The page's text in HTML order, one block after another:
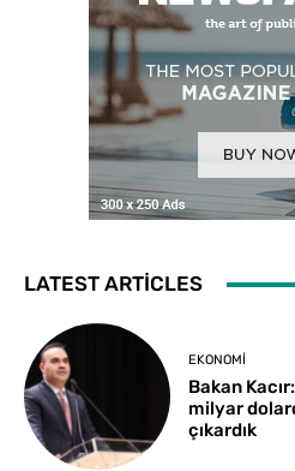
LATEST ARTICLES
EKONOMI
Bakan
milyar
çıkardık